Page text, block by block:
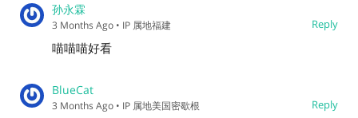
孙永霖
Reply
3 Months Ago • IP 属地福建
喵喵喵好看
BlueCat
Reply
3 Months Ago • IP 属地美国密歇根